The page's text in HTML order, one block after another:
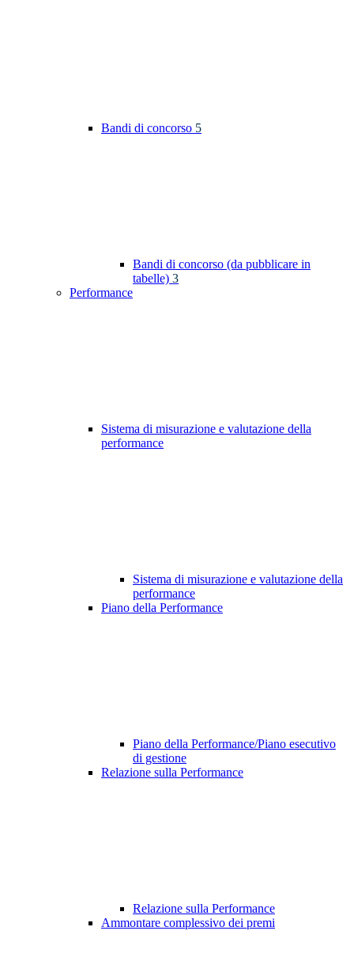
Bandi di concorso 5
Bandi di concorso (da pubblicare in
tabelle) 3
Performance
Sistema di misurazione e valutazione della
performance
Sistema di misurazione e valutazione della
performance
Piano della Performance
Piano della Performance/Piano esecutivo
di gestione
Relazione sulla Performance
Relazione sulla Performance
Ammontare complessivo dei premi